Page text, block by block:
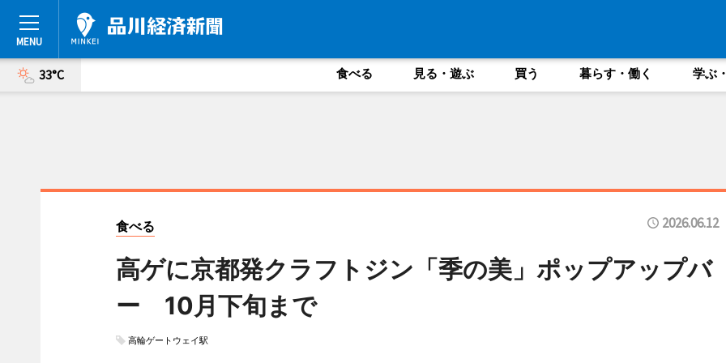
33°C 食べる 見る・遊ぶ 買う 暮らす・働く 学ぶ
食べる 2026.06.12
高ゲに京都発クラフトジン「季の美」ポップアップバ
ー 10月下旬まで
高輪ゲートウェイ駅